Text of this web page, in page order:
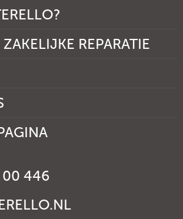
REPARATIE
446